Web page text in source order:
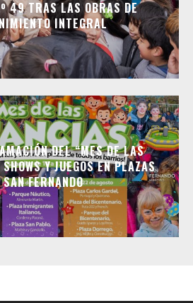
49 TRAS LAS OBRAS DE
INTEGRAL
DEL “MES DE LAS
Y JUEGOS EN PLAZAS
FERNANDO